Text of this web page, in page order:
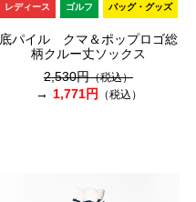
レディース ゴルフ バッグ・グッズ
底パイル クマ＆ポップロゴ総
柄クルー丈ソックス
2,530円（税込）
1,771円 （税込）